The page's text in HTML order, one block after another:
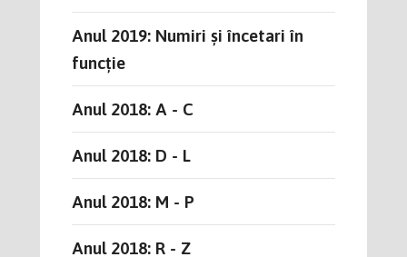
Anul 2019: Numiri și încetari în
funcție
Anul 2018: A - C
Anul 2018: D - L
Anul 2018: M - P
Anul 2018: R - Z